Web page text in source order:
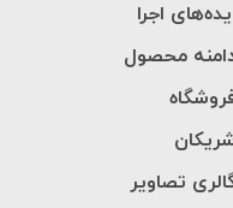
اجرا
محصول
تصاویر